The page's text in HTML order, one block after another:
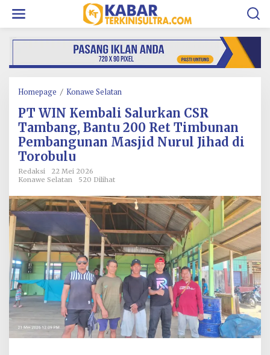
w
Homepage / Konawe Selatan
W
I
N
K
l
i
a
l
u
r
k
a
n
C
S
T
PT WIN Kembali Salurkan CSR
Tambang, Bantu 200 Ret Timbunan
Pembangunan Masjid Nurul Jihad di
Torobulu
Redaksi
22 Mei 2026
Konawe Selatan
520 Dilihat